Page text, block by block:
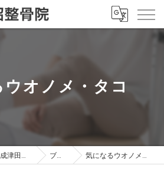
オノメ・タコ
習志野市の整骨院は京成津田沼整骨院 ブログ 気になるウオノメ・タコ